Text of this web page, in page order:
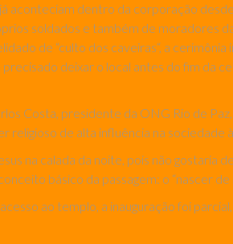
aconteciam dentro da corporação
soldados e também de moradores
de “culto dos caveiras“, a
deixar o local antes do fim da
Costa, presidente da ONG Rio de
de alta influência na sociedade
na calada da noite, pois não gostaria
básico da passagem: o “nascer de
ao templo, a inauguração foi